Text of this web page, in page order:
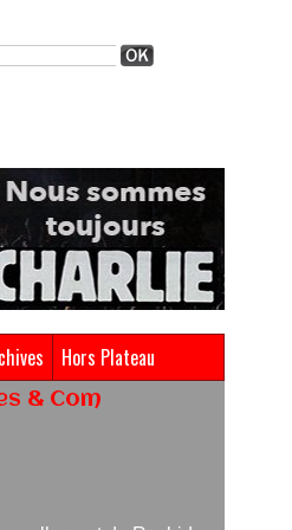
Hors Plateau
& Com